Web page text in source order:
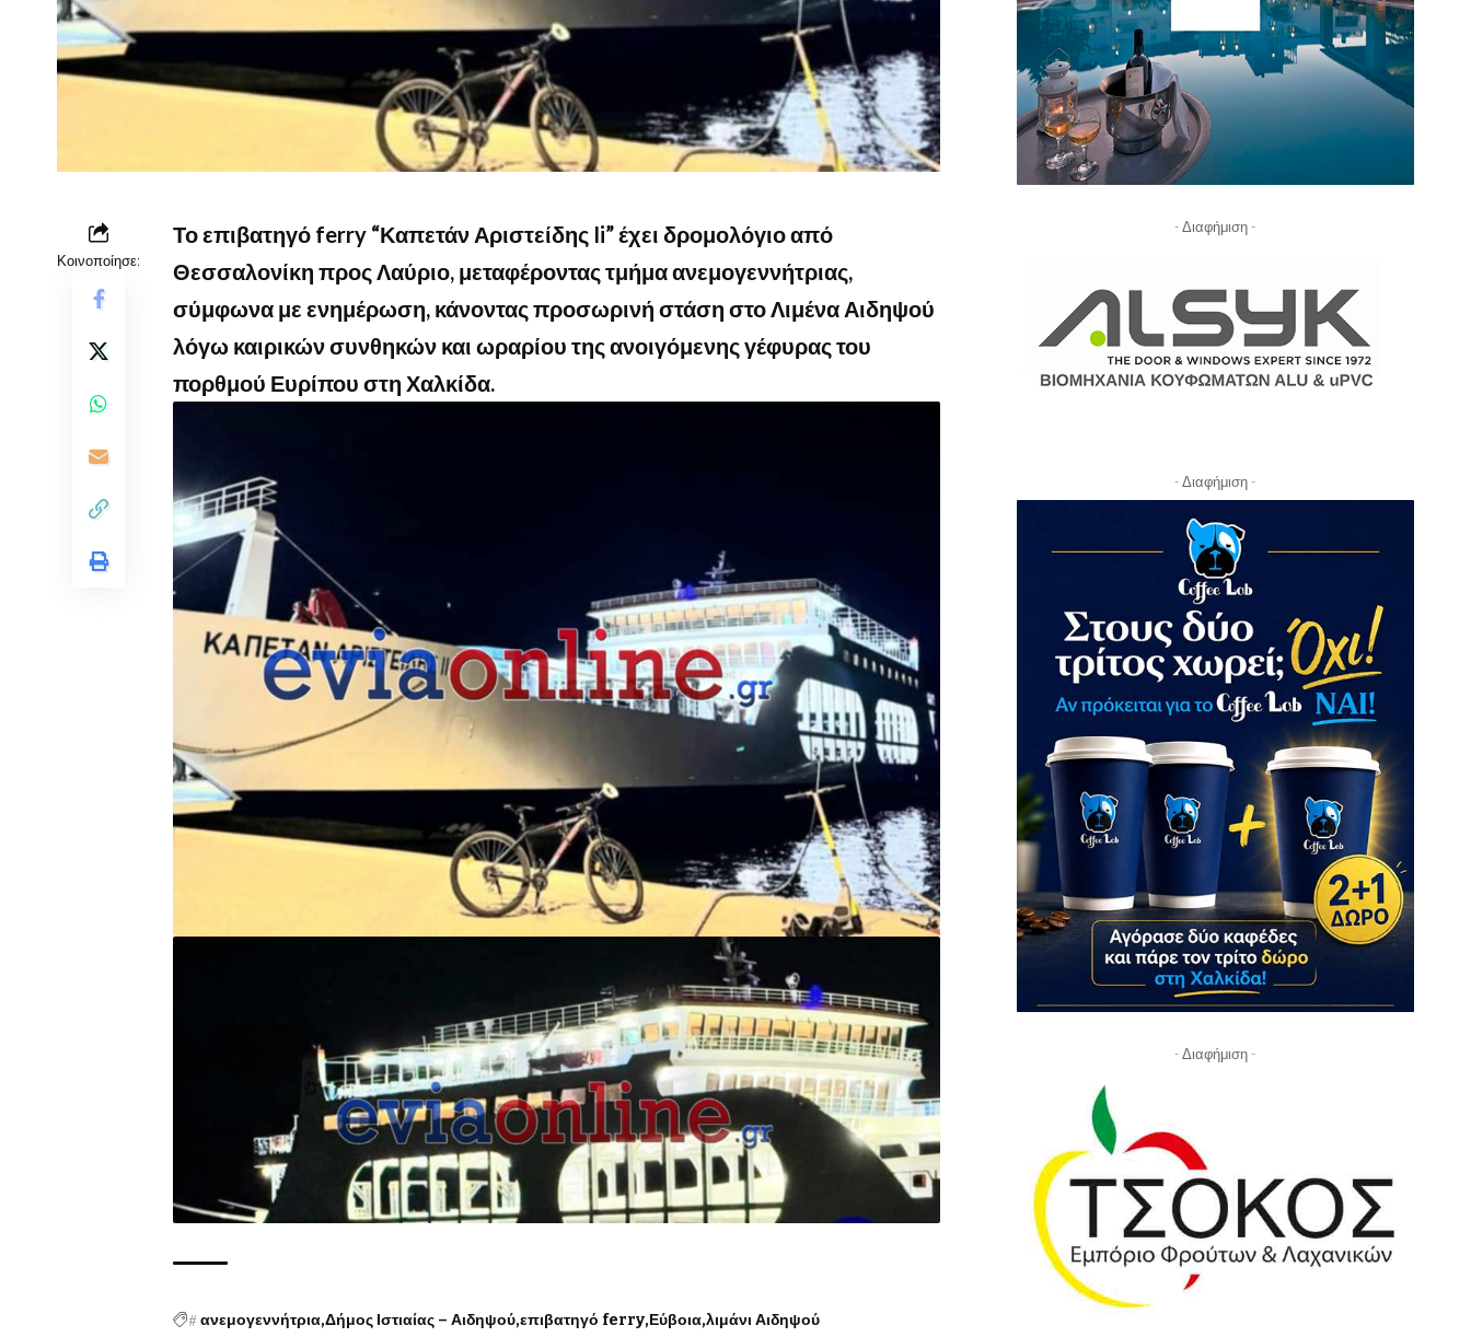
Κοινοποίησε:
Το επιβατηγό ferry “Καπετάν Αριστείδης Ii” έχει δρομολόγιο από
Θεσσαλονίκη προς Λαύριο, μεταφέροντας τμήμα ανεμογεννήτριας,
σύμφωνα με ενημέρωση, κάνοντας προσωρινή στάση στο Λιμένα Αιδηψού
λόγω καιρικών συνθηκών και ωραρίου της ανοιγόμενης γέφυρας του
πορθμού Ευρίπου στη Χαλκίδα.
#ανεμογεννήτρια Δήμος Ιστιαίας – Αιδηψού επιβατηγό ferry Εύβοια λιμάνι Αιδηψού
- Διαφήμιση -
- Διαφήμιση -
- Διαφήμιση -